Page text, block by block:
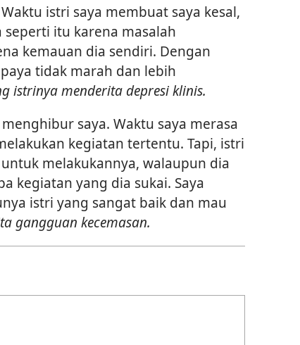
istri saya membuat saya kesal,
itu karena masalah
kemauan dia sendiri. Dengan
tidak marah dan lebih
istrinya menderita depresi klinis.
saya. Waktu saya merasa
kegiatan tertentu. Tapi, istri
melakukannya, walaupun dia
kegiatan yang dia sukai. Saya
istri yang sangat baik dan mau
gangguan kecemasan.